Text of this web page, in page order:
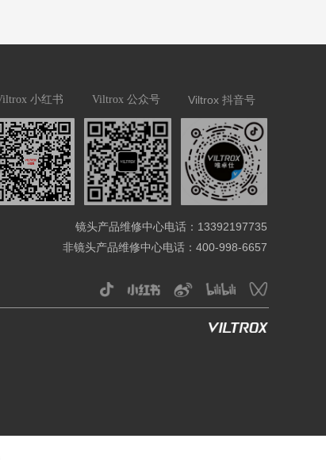
小红书 Viltrox 公众号 Viltrox 抖音号
镜头产品维修中心电话：13392197735
非镜头产品维修中心电话：400-998-6657